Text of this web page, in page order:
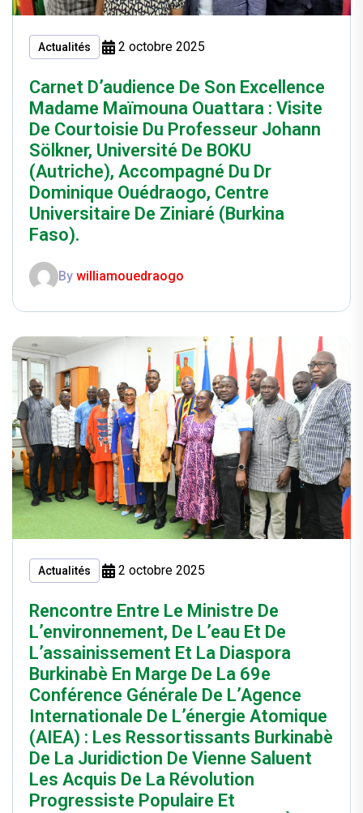
Actualités 2 octobre 2025
Carnet D’audience De Son Excellence
Madame Maïmouna Ouattara : Visite
De Courtoisie Du Professeur Johann
Sölkner, Université De BOKU
(Autriche), Accompagné Du Dr
Dominique Ouédraogo, Centre
Universitaire De Ziniaré (Burkina
Faso).
By williamouedraogo
Actualités 2 octobre 2025
Rencontre Entre Le Ministre De
L’environnement, De L’eau Et De
L’assainissement Et La Diaspora
Burkinabè En Marge De La 69e
Conférence Générale De L’Agence
Internationale De L’énergie Atomique
(AIEA) : Les Ressortissants Burkinabè
De La Juridiction De Vienne Saluent
Les Acquis De La Révolution
Progressiste Populaire Et